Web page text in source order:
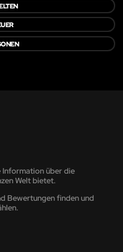
Information über die
Welt bietet.
Bewertungen finden und